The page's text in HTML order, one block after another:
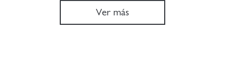
Ver más